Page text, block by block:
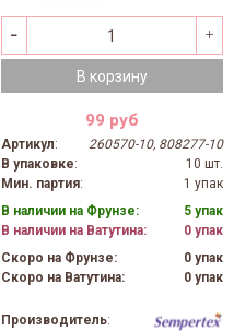
В корзину
99 руб
Артикул:
260570-10, 808277-10
В упаковке:
10 шт.
Мин. партия:
1 упак
В наличии на Фрунзе:
5 упак
В наличии на Ватутина:
0 упак
Скоро на Фрунзе:
0 упак
Скоро на Ватутина:
0 упак
Производитель: